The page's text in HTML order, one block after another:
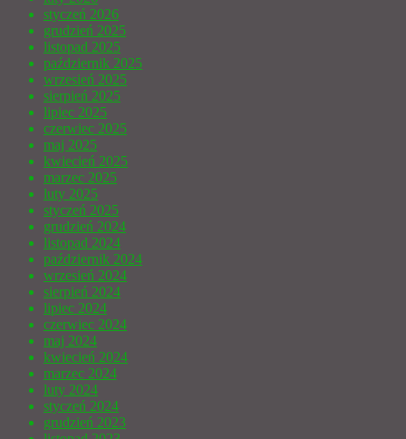
styczeń 2026
grudzień 2025
listopad 2025
październik 2025
wrzesień 2025
sierpień 2025
lipiec 2025
czerwiec 2025
maj 2025
kwiecień 2025
marzec 2025
luty 2025
styczeń 2025
grudzień 2024
listopad 2024
październik 2024
wrzesień 2024
sierpień 2024
lipiec 2024
czerwiec 2024
maj 2024
kwiecień 2024
marzec 2024
luty 2024
styczeń 2024
grudzień 2023